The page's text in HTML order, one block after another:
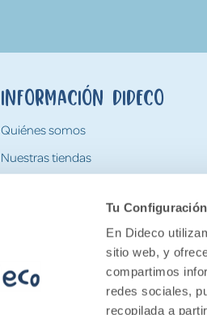
Tu
En Dideco
sitio web, y
compartimos
redes sociales,
recopilada a
Información Dideco
Quiénes somos
Nuestras tiendas
Tarjeta Regalo Dideco